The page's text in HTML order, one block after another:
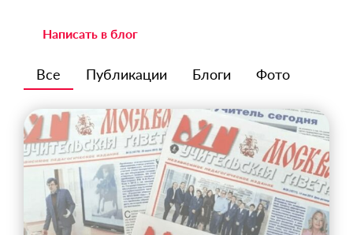
Написать в блог
Все Публикации Блоги Фото